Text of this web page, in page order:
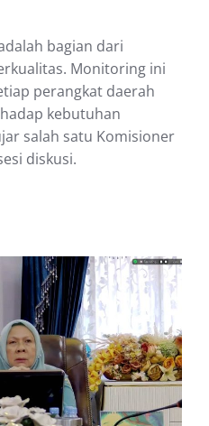
bagian dari
Monitoring ini
perangkat daerah
kebutuhan
salah satu Komisioner
diskusi.